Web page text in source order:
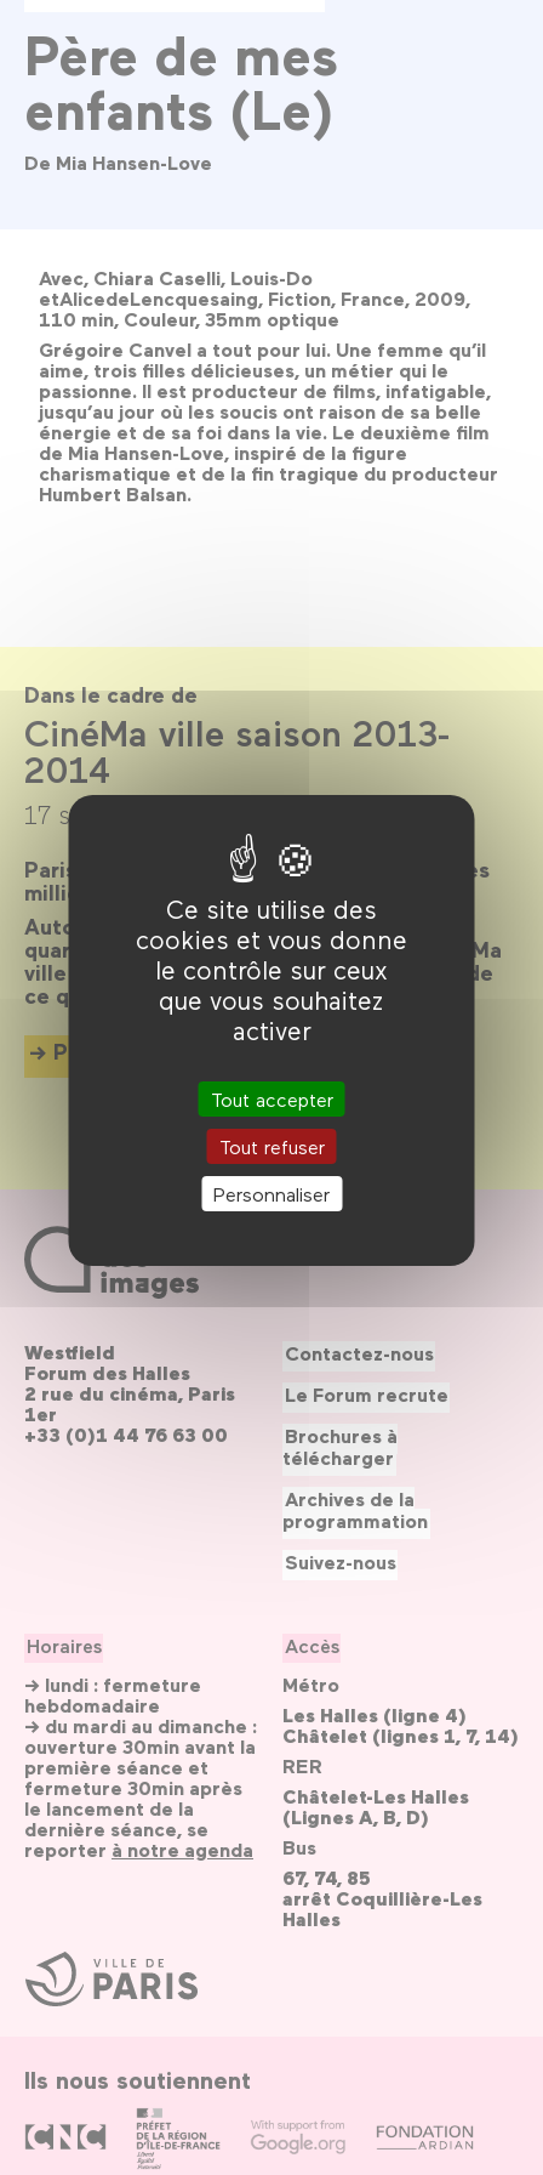
Ce site utilise des
cookies et vous donne
le contrôle sur ceux
que vous souhaitez
activer
Tout accepter
Tout refuser
Personnaliser
Père de mes
enfants (Le)
De Mia Hansen-Love
Avec, Chiara Caselli, Louis-Do
etAlicedeLencquesaing, Fiction, France, 2009,
110 min, Couleur, 35mm optique
Grégoire Canvel a tout pour lui. Une femme qu’il
aime, trois filles délicieuses, un métier qui le
passionne. Il est producteur de films, infatigable,
jusqu’au jour où les soucis ont raison de sa belle
énergie et de sa foi dans la vie. Le deuxième film
de Mia Hansen-Love, inspiré de la figure
charismatique et de la fin tragique du producteur
Humbert Balsan.
Dans le cadre de
CinéMa ville saison 2013-
2014
17 septembre 2013 →
Paris, ville lumière, ville cinéma, a inspiré des
milliers de films.
Autour d’un réalisateur, d’un acteur, d’un
quartier, d’une époque ou d’un thème, CinéMa
ville propose chaque mois une exploration de
ce qui palpite dans la cité.
Plus d'info
Ville
de
Paris
Westfield
Forum des Halles
2 rue du cinéma, Paris
1er
+33 (0)1 44 76 63 00
Horaires
→ lundi : fermeture
hebdomadaire
→ du mardi au dimanche :
ouverture 30min avant la
première séance et
fermeture 30min après
le lancement de la
dernière séance, se
reporter à notre agenda
Accès
Métro
Les Halles (ligne 4)
Châtelet (lignes 1, 7, 14)
RER
Châtelet-Les Halles
(Lignes A, B, D)
Bus
67, 74, 85
arrêt Coquillière-Les
Halles
Contactez-nous
Le Forum recrute
Brochures à
télécharger
Archives de la
programmation
Suivez-nous
Ils nous soutiennent